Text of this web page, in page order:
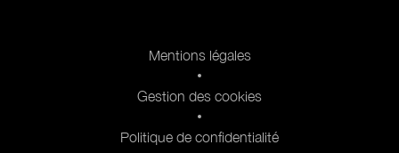
Mentions légales
Gestion des cookies
Politique de confidentialité